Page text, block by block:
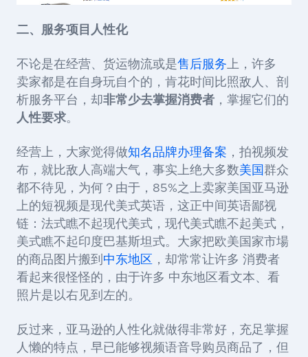
二、服务项目人性化
不论是在经营、货运物流或是售后服务上，许多
卖家都是在自身玩自个的，肯花时间比照敌人、剖
析服务平台，却非常少去掌握消费者 ，掌握它们的
人性要求。
经营上，大家觉得做知名品牌办理备案 ，拍视频发
布，就比敌人高端大气，事实上绝大多数美国 群众
都不待见，为何？由于，85%之上卖家美国亚马逊
上的短视频是现代美式英语，这正中间英语鄙视
链：法式瞧不起现代美式，现代美式瞧不起美式，
美式瞧不起印度巴基斯坦式。大家把欧美国家市場
的商品图片搬到 中东地区
，却常常让许多 消费者
看起来很怪怪的，由于许多 中东地区看文本、看
照片是以右见到左的。
反过来，亚马逊的人性化就做得非常好，充足掌握
人懒的特点，早已能够视频语音导购员商品了，但